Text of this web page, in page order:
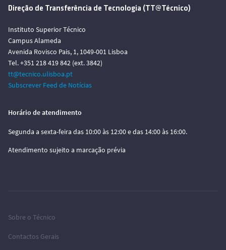
Direção de Transferência de Tecnologia (TT@Técnico)
Instituto Superior Técnico
Campus Alameda
Avenida Rovisco Pais, 1, 1049-001 Lisboa
Tel. +351 218 419 842 (ext. 3842)
tt@tecnico.ulisboa.pt
Subscrever Feed de Notícias
Horário de atendimento
Segunda a sexta-feira das 10:00 às 12:00 e das 14:00 às 16:00.
Atendimento sujeito a marcação prévia
Sobre o Técnico
Contactos Gerais